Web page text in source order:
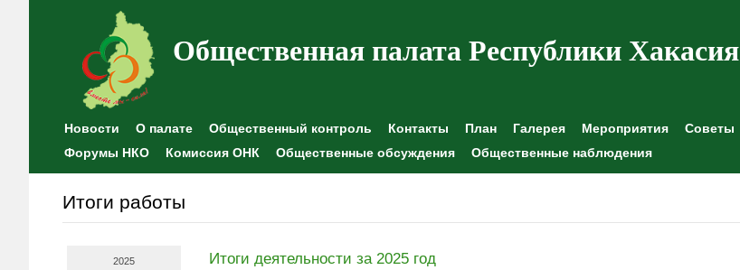
Общественная палата Республики Хакасия
Новости О палате Общественный контроль Контакты План Галерея Мероприятия Советы
Форумы НКО
Комиссия ОНК Общественные обсуждения Общественные наблюдения
Итоги работы
2025 Итоги деятельности за 2025 год